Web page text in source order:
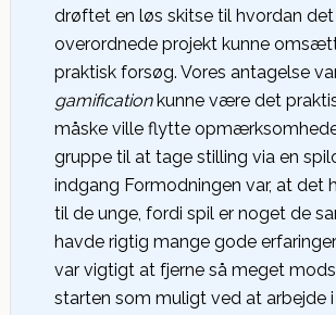
drøftet en løs skitse til hvordan det
overordnede projekt kunne
praktisk forsøg. Vores antagelse
gamificationkunne være det
måske ville flytte
gruppe til at tage stilling via en
indgang Formodningen var, at det
til de unge, fordi spil er noget de
havde rigtig mange gode
var vigtigt at fjerne så meget
starten som muligt ved at arbejde